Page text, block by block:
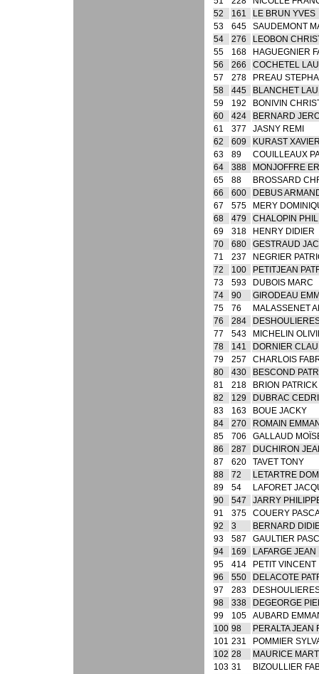
52
161
LE BRUN YVES
53
645
SAUDEMONT
54
276
LEOBON
55
168
HAGUEGNIER
56
266
COCHETEL
57
278
PREAU
58
445
BLANCHET
59
192
BONIVIN
60
424
BERNARD
61
377
JASNY REMI
62
609
KURAST
63
89
COUILLEAUX
64
388
MONJOFFRE
65
88
BROSSARD
66
600
DEBUS
67
575
MERY
68
479
CHALOPIN
69
318
HENRY DIDIER
70
680
GESTRAUD
71
237
NEGRIER
72
100
PETITJEAN
73
593
DUBOIS MARC
74
90
GIRODEAU
75
76
MALASSENET
76
284
77
543
MICHELIN
78
141
DORNIER
79
257
CHARLOIS
80
430
BESCOND
81
218
BRION PATRICK
82
129
DUBRAC
83
163
BOUE JACKY
84
270
ROMAIN
85
706
GALLAUD
86
287
DUCHIRON
87
620
TAVET TONY
88
72
LETARTRE
89
54
LAFORET
90
547
JARRY
91
375
COUERY
92
3
BERNARD
93
587
GAULTIER
94
169
LAFARGE JEAN
95
414
PETIT VINCENT
96
550
DELACOTE
97
283
98
338
DEGEORGE
99
105
AUBARD
100 98
PERALTA JEAN
101 231
POMMIER
102 28
MAURICE
103 31
BIZOULLIER